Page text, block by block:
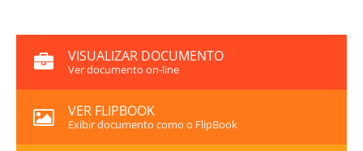
VISUALIZAR DOCUMENTO
Ver documento on-line
VER FLIPBOOK
Exibir documento como o FlipBook